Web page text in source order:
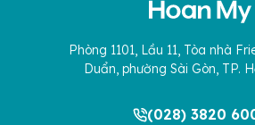
Phòng 1101, Lầu 11, Tòa nhà
Duẩn, phường Sài Gòn, TP.
(028) 3820